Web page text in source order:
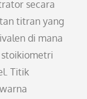
secara
titran yang
di mana
Titik